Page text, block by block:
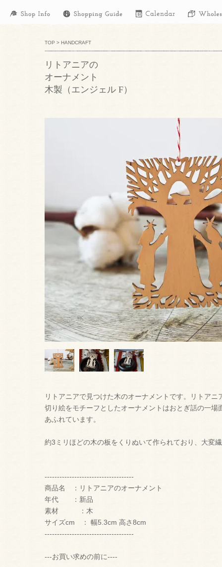
TOP > HANDCRAFT
リトアニアの
オーナメント
木製（エンジェル F）
リトアニアで見つけた木のオーナメントです。リトア
切り絵をモチーフとしたオーナメントはおとぎ話の一
あふれています。
約3ミリほどの木の板をくりぬいて作られており、大変
------------------------------------
商品名 ：リトアニアのオーナメント
年代 ：新品
素材 ：木
サイズcm ： 幅5.3cm 高さ8cm
------------------------------------
---お買い求めの前に----